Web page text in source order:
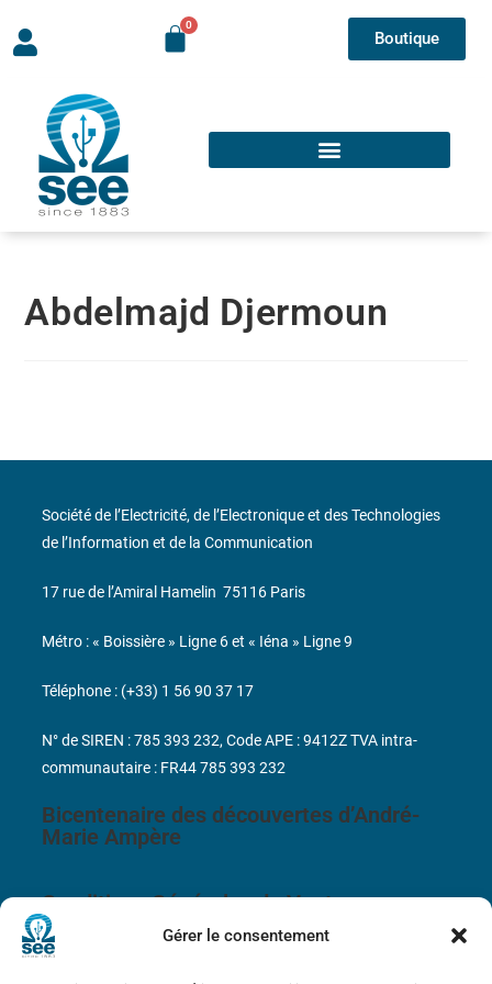
Gérer le consentement
Boutique
Abdelmajd Djermoun
Bicentenaire des découvertes d’André-
Marie Ampère
Conditions Générales de Vente
Société de l’Electricité, de l’Electronique et des Technologies
de l’Information et de la Communication
17 rue de l’Amiral Hamelin 75116 Paris
Métro : « Boissière » Ligne 6 et « Iéna » Ligne 9
Téléphone : (+33) 1 56 90 37 17
N° de SIREN : 785 393 232, Code APE : 9412Z TVA intra-
communautaire : FR44 785 393 232